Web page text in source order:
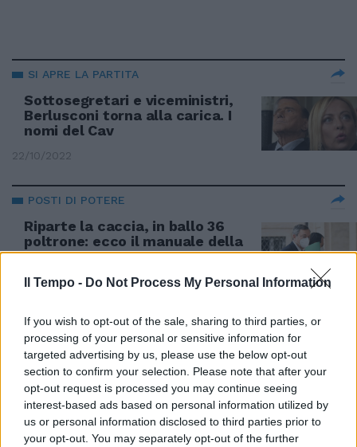
Il Tempo - Do Not Process My Personal Information
If you wish to opt-out of the sale, sharing to third parties, or
processing of your personal or sensitive information for
targeted advertising by us, please use the below opt-out
section to confirm your selection. Please note that after your
opt-out request is processed you may continue seeing
interest-based ads based on personal information utilized by
us or personal information disclosed to third parties prior to
your opt-out. You may separately opt-out of the further
SI APRE LA PARTITA
Sottosegretari e viceministri,
Berlusconi torna alla carica. I
nomi del Cav
22/10/2022
POSTI DI POTERE
Riparte la caccia, in ballo 36
poltrone: ecco il manuale della
spartizione
14/02/2021
PER GOVERNARE C'È TEMPO
Un anno a scannarsi sui posti da
viceministri
31/08/2020
LE NOMINE